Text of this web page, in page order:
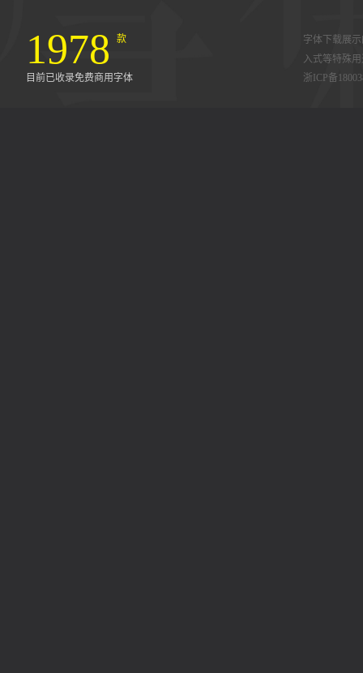
1978 款
目前已收录免费商用字体
字体下载展
入式等特殊
浙ICP备